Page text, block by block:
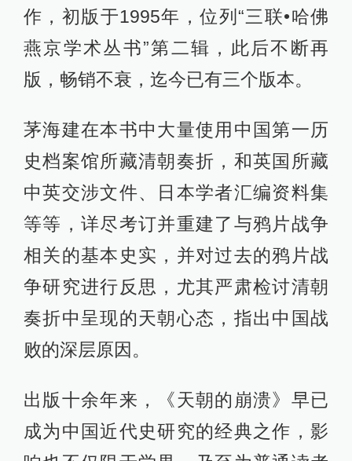
作，初版于1995年，位列“三联•哈佛
燕京学术丛书”第二辑，此后不断再
版，畅销不衰，迄今已有三个版本。
茅海建在本书中大量使用中国第一历
史档案馆所藏清朝奏折，和英国所藏
中英交涉文件、日本学者汇编资料集
等等，详尽考订并重建了与鸦片战争
相关的基本史实，并对过去的鸦片战
争研究进行反思，尤其严肃检讨清朝
奏折中呈现的天朝心态，指出中国战
败的深层原因。
出版十余年来，《天朝的崩溃》早已
成为中国近代史研究的经典之作，影